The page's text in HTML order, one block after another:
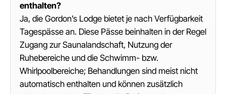
enthalten?
Ja, die Gordon’s Lodge bietet je nach Verfügbarkeit
Tagespässe an. Diese Pässe beinhalten in der Regel
Zugang zur Saunalandschaft, Nutzung der
Ruhebereiche und die Schwimm- bzw.
Whirlpoolbereiche; Behandlungen sind meist nicht
automatisch enthalten und können zusätzlich